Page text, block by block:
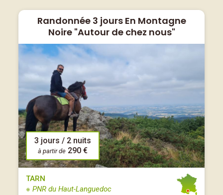
Randonnée 3 jours En Montagne
Noire "Autour de chez nous"
3 jours / 2 nuits
à partir de 290 €
TARN
※ PNR du Haut-Languedoc